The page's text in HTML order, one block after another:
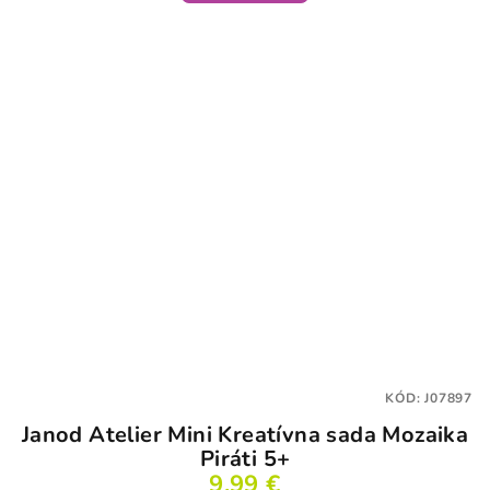
Janod Atelier Mini Kreatívna sada Mozaika
Piráti 5+
KÓD:J07897